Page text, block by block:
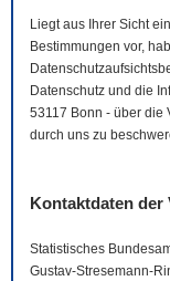
Liegt aus Ihrer Sicht
Bestimmungen vor,
Datenschutz und die
53117 Bonn - über die
durch uns zu
Kontaktdaten
Statistisches
Gustav-Stresemann-